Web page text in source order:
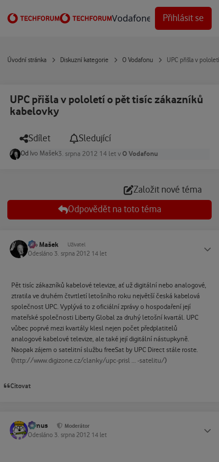
Vodafone Techforum
Přihlásit se
Úvodní stránka Diskuzní kategorie O Vodafonu UPC přišla v
UPC přišla v pololetí o pět tisíc zákazníků
kabelovky
Sdílet Sledující
Od Ivo Mašek3. srpna 2012 14 let v O Vodafonu
Založit nové téma
Odpovědět na toto téma
Ivo Mašek Uživatel
Odesláno 3. srpna 2012 14 let
Pět tisíc zákazníků kabelové televize, ať už digitální nebo analogové,
ztratila ve druhém čtvrtletí letošního roku největší česká kabelová
společnost UPC. Vyplývá to z oficiální zprávy o hospodaření její
mateřské společnosti Liberty Global za druhý letošní kvartál. UPC
vůbec poprvé mezi kvartály klesl nejen počet předplatitelů
analogové kabelové televize, ale také její digitální nástupkyně.
Naopak zájem o satelitní službu freeSat by UPC Direct stále roste.
(http://www.digizone.cz/clanky/upc-prisl ... -satelitu/)
Citovat
tomus Moderátor
Odesláno 3. srpna 2012 14 let